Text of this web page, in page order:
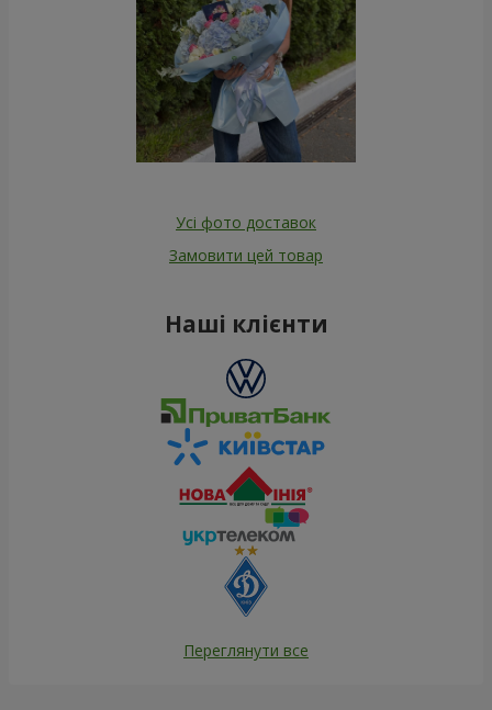
Усі фото доставок
Замовити цей товар
Наші клієнти
Переглянути все